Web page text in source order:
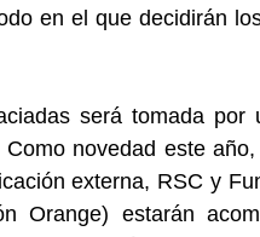
en el que decidirán
será tomada por
novedad este
externa, RSC y
Orange) estarán